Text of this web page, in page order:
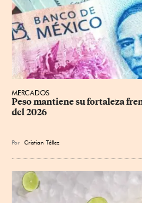
MERCADOS
Peso mantiene su fortaleza
del 2026
Por Cristian Téllez